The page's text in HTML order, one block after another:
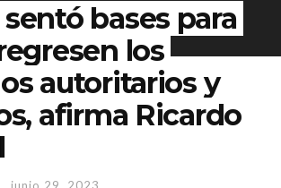
bases para
los
autoritarios y
afirma Ricardo
junio 29, 2023